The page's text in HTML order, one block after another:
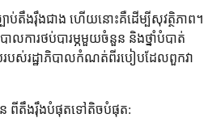
បាប់តឹងរ៉ឹងជាង ហើយនោះគឺដើម្បីសុវត្ថិភាព។
បាលការថប់បារម្ភមួយចំនួន និងថ្នាំបំបាត់
របស់រដ្ឋាភិបាលកំណត់ពីរបៀបដែលពួកវា
ាន ពីតឹងរ៉ឹងបំផុតទៅតិចបំផុត: